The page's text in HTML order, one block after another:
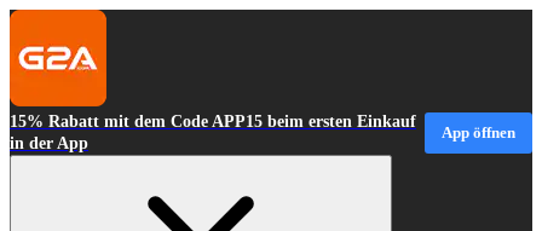
15% Rabatt mit dem Code APP15 beim ersten Einkauf
in der App
App öffnen